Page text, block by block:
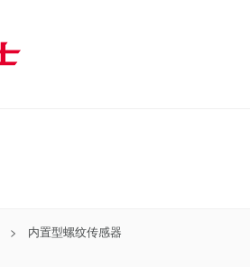
内置型螺纹传感器